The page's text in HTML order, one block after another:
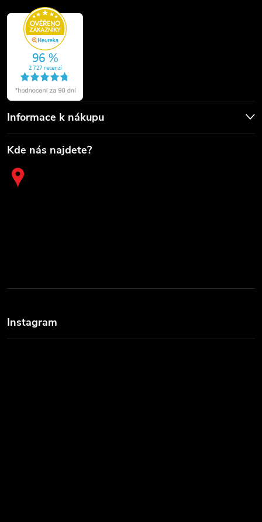
Informace k nákupu
Kde nás najdete?
Instagram